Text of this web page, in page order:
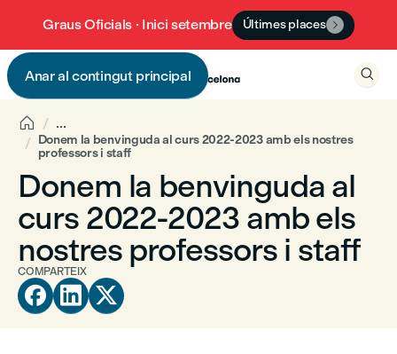
Graus Oficials · Inici setembre Últimes places 
Anar al contingut principal
 
 ...
Donem la benvinguda al curs 2022-2023 amb els nostres
professors i staff
Donem la benvinguda al
curs 2022-2023 amb els
nostres professors i staff
COMPARTEIX
  